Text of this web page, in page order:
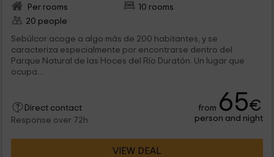
Per rooms
10 rooms
20 people
Sebúlcor acoge a algo más de 200 habitantes, y se
caracteriza especialmente por encontrarse dentro del
Parque Natural de las Hoces del Río Duratón. Un lugar que
ocupa...
Direct contact
Response over 72h
from 65€
person and night
VIEW DEAL